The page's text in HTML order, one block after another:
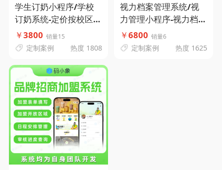
学生订奶小程序/学校
订奶系统-定价按校区
分-学校班级管理-牛奶
详情介绍-线上支付订
￥3800 销量15
定制案例 热度 1808
视力档案管理系统/视
力管理小程序-视力档案
管理-视力防控档案 -图
表曲线分析-码小象源码
￥6800 销量6
定制案例 热度 1625